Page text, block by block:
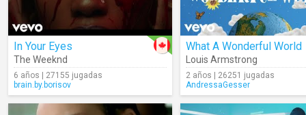
In Your Eyes
The Weeknd
6 años | 27155 jugadas
brain.by.borisov
What A Wonderful World
Louis Armstrong
2 años | 26251 jugadas
AndressaGesser